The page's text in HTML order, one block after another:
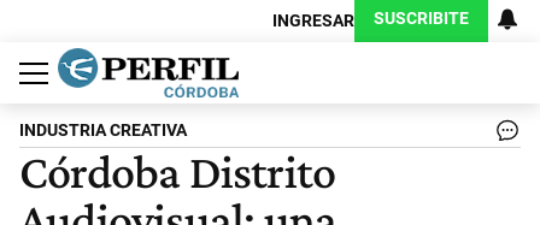
INGRESAR SUSCRIBITE
Política
Economía
Judiciales
Sociedad
Cultura
Espectáculos
Deportes
Protagonistas
INDUSTRIA CREATIVA
Córdoba Distrito